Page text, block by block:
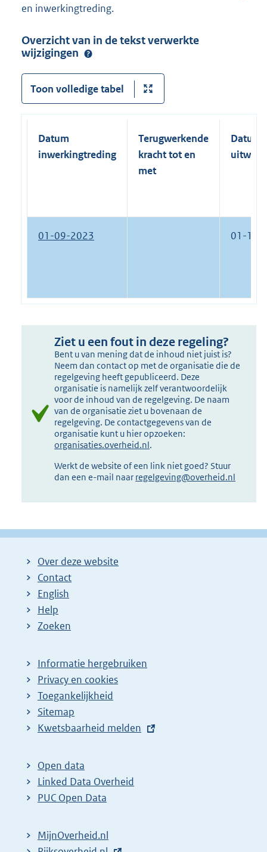
en inwerkingtreding.
Overzicht van in de tekst verwerkte
wijzigingen
Toon volledige tabel
Datum
inwerkingtreding
Terugwerkende
kracht tot en
met
Datum
01-09-2023 01-12-
Ziet u een fout in deze regeling?
Bent u van mening dat de inhoud niet juist is?
Neem dan contact op met de organisatie die de
regelgeving heeft gepubliceerd. Deze
organisatie is namelijk zelf verantwoordelijk
voor de inhoud van de regelgeving. De naam
van de organisatie ziet u bovenaan de
regelgeving. De contactgegevens van de
organisatie kunt u hier opzoeken:
organisaties.overheid.nl.
Werkt de website of een link niet goed? Stuur
dan een e-mail naar regelgeving@overheid.nl
Over deze website
Contact
English
Help
Zoeken
Informatie hergebruiken
Privacy en cookies
Toegankelijkheid
Sitemap
E
t
e
r
l
Kwetsbaarheid melden
Open data
Linked Data Overheid
PUC Open Data
MijnOverheid.nl